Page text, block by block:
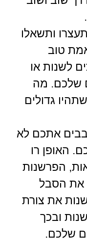
ותשאלו
טוב
לשנות או
שלכם. מה
גדולים
אתכם לא
האופן רו
הפרשנות
את הסבל
את צורת
ובכך
שלכם.